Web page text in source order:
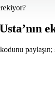
paylaşın;